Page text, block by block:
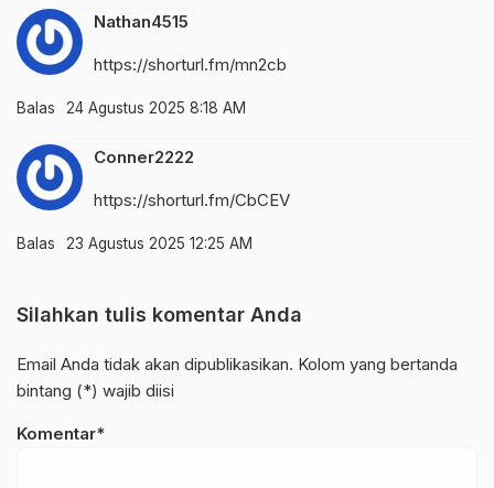
Nathan4515
https://shorturl.fm/mn2cb
Balas 24 Agustus 2025 8:18 AM
Conner2222
https://shorturl.fm/CbCEV
Balas 23 Agustus 2025 12:25 AM
Silahkan tulis komentar Anda
Email Anda tidak akan dipublikasikan. Kolom yang bertanda
bintang (*) wajib diisi
Komentar*